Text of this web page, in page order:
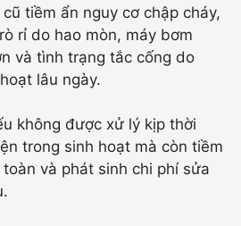
tiềm ẩn nguy cơ chập cháy,
rỉ do hao mòn, máy bơm
và tình trạng tắc cống do
lâu ngày.
không được xử lý kịp thời
trong sinh hoạt mà còn tiềm
và phát sinh chi phí sửa